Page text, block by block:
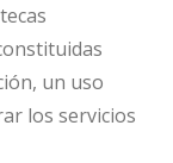
un uso
los servicios